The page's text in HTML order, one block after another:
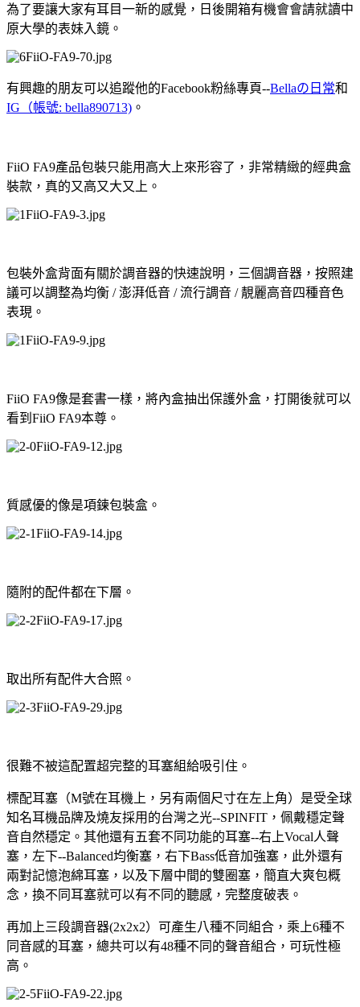
為了要讓大家有耳目一新的感覺，日後開箱有機會會請就讀中
原大學的表妹入鏡。
有興趣的朋友可以追蹤他的Facebook粉絲專頁--Bellaの日常和
IG（帳號: bella890713) 。
FiiO FA9產品包裝只能用高大上來形容了，非常精緻的經典盒
裝款，真的又高又大又上。
包裝外盒背面有關於調音器的快速說明，三個調音器，按照建
議可以調整為均衡 / 澎湃低音 / 流行調音 / 靚麗高音四種音色
表現。
FiiO FA9像是套書一樣，將內盒抽出保護外盒，打開後就可以
看到FiiO FA9本尊。
質感優的像是項鍊包裝盒。
隨附的配件都在下層。
取出所有配件大合照。
很難不被這配置超完整的耳塞組給吸引住。
標配耳塞（M號在耳機上，另有兩個尺寸在左上角）是受全球
知名耳機品牌及燒友採用的台灣之光--SPINFIT，佩戴穩定聲
音自然穩定。其他還有五套不同功能的耳塞--右上Vocal人聲
塞，左下--Balanced均衡塞，右下Bass低音加強塞，此外還有
兩對記憶泡綿耳塞，以及下層中間的雙圈塞，簡直大爽包概
念，換不同耳塞就可以有不同的聽感，完整度破表。
再加上三段調音器(2x2x2）可產生八種不同組合，乘上6種不
同音感的耳塞，總共可以有48種不同的聲音組合，可玩性極
高。